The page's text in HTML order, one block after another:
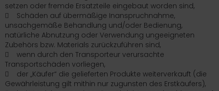
setzen oder fremde Ersatzteile eingebaut worden sind,
 Schäden auf übermäßige Inanspruchnahme,
unsachgemäße Behandlung und/oder Bedienung,
natürliche Abnutzung oder Verwendung ungeeigneten
Zubehörs bzw. Materials zurückzuführen sind,
 wenn durch den Transporteur verursachte
Transportschäden vorliegen,
 der „Käufer“ die gelieferten Produkte weiterverkauft (die
Gewährleistung gilt mithin nur zugunsten des Erstkäufers),